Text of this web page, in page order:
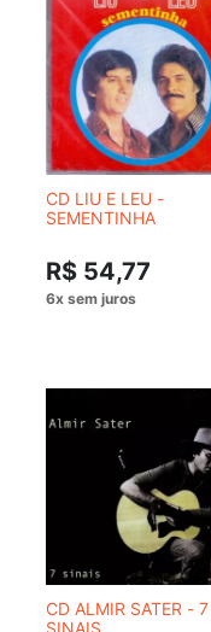
CD LIU E LEU -
SEMENTINHA
R$ 54,77
CD ALMIR SATER - 7
SINAIS